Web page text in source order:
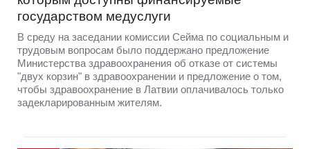
государством медуслуги
В среду на заседании комиссии Сейма по социальным и
трудовым вопросам было поддержано предложение
Министерства здравоохранения об отказе от системы
"двух корзин" в здравоохранении и предложение о том,
чтобы здравоохранение в Латвии оплачивалось только
задекларированным жителям.